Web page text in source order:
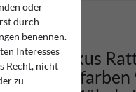
Luxus
Honigfarben
oder
durch
benennen.
Interesses
Recht, nicht
zu